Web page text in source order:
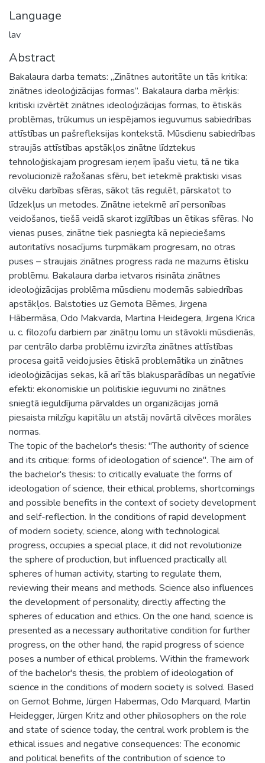
Language
lav
Abstract
Bakalaura darba temats: „Zinātnes autoritāte un tās kritika:
zinātnes ideoloģizācijas formas”. Bakalaura darba mērķis:
kritiski izvērtēt zinātnes ideoloģizācijas formas, to ētiskās
problēmas, trūkumus un iespējamos ieguvumus sabiedrības
attīstības un pašrefleksijas kontekstā. Mūsdienu sabiedrības
straujās attīstības apstākļos zinātne līdztekus
tehnoloģiskajam progresam ieņem īpašu vietu, tā ne tika
revolucionizē ražošanas sfēru, bet ietekmē praktiski visas
cilvēku darbības sfēras, sākot tās regulēt, pārskatot to
līdzekļus un metodes. Zinātne ietekmē arī personības
veidošanos, tiešā veidā skarot izglītības un ētikas sfēras. No
vienas puses, zinātne tiek pasniegta kā nepieciešams
autoritatīvs nosacījums turpmākam progresam, no otras
puses – straujais zinātnes progress rada ne mazums ētisku
problēmu. Bakalaura darba ietvaros risināta zinātnes
ideoloģizācijas problēma mūsdienu modernās sabiedrības
apstākļos. Balstoties uz Gernota Bēmes, Jirgena
Hābermāsa, Odo Makvarda, Martina Heidegera, Jirgena Krica
u. c. filozofu darbiem par zinātņu lomu un stāvokli mūsdienās,
par centrālo darba problēmu izvirzīta zinātnes attīstības
procesa gaitā veidojusies ētiskā problemātika un zinātnes
ideoloģizācijas sekas, kā arī tās blakusparādības un negatīvie
efekti: ekonomiskie un politiskie ieguvumi no zinātnes
sniegtā ieguldījuma pārvaldes un organizācijas jomā
piesaista milzīgu kapitālu un atstāj novārtā cilvēces morāles
normas.
The topic of the bachelor's thesis: "The authority of science
and its critique: forms of ideologation of science". The aim of
the bachelor's thesis: to critically evaluate the forms of
ideologation of science, their ethical problems, shortcomings
and possible benefits in the context of society development
and self-reflection. In the conditions of rapid development
of modern society, science, along with technological
progress, occupies a special place, it did not revolutionize
the sphere of production, but influenced practically all
spheres of human activity, starting to regulate them,
reviewing their means and methods. Science also influences
the development of personality, directly affecting the
spheres of education and ethics. On the one hand, science is
presented as a necessary authoritative condition for further
progress, on the other hand, the rapid progress of science
poses a number of ethical problems. Within the framework
of the bachelor's thesis, the problem of ideologation of
science in the conditions of modern society is solved. Based
on Gernot Bohme, Jürgen Habermas, Odo Marquard, Martin
Heidegger, Jürgen Kritz and other philosophers on the role
and state of science today, the central work problem is the
ethical issues and negative consequences: The economic
and political benefits of the contribution of science to